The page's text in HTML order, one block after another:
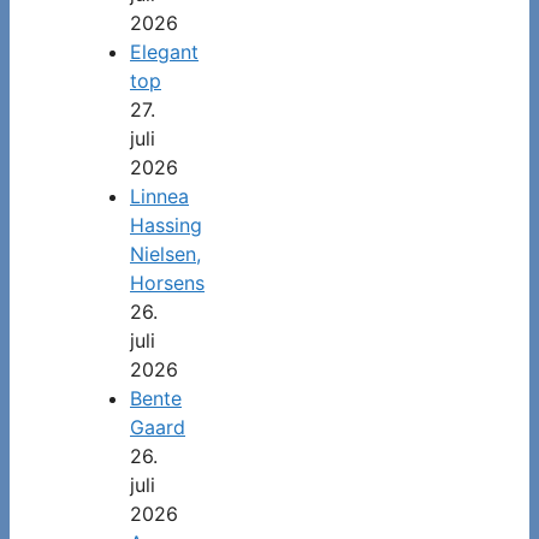
2026
Elegant
top
27.
juli
2026
Linnea
Hassing
Nielsen,
Horsens
26.
juli
2026
Bente
Gaard
26.
juli
2026